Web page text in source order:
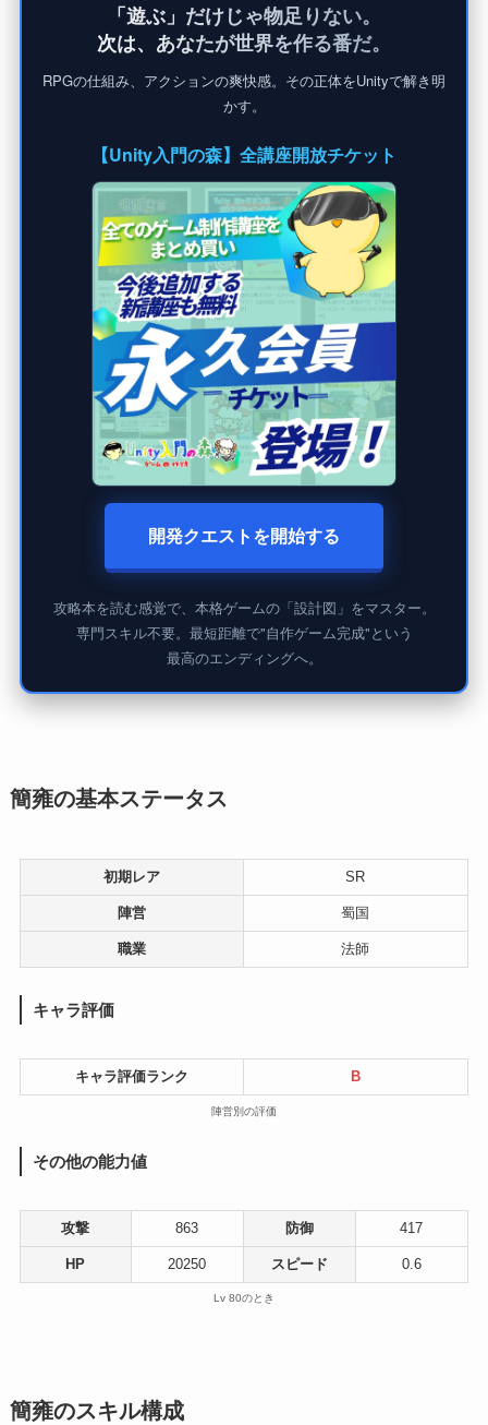
「遊ぶ」だけじゃ物足りない。
次は、あなたが世界を作る番だ。
RPGの仕組み、アクションの爽快感。その正体をUnityで解き明
かす。
【Unity入門の森】全講座開放チケット
開発クエストを開始する
攻略本を読む感覚で、本格ゲームの「設計図」をマスター。
専門スキル不要。最短距離で"自作ゲーム完成"という
最高のエンディングへ。
簡雍の基本ステータス
初期レア SR
陣営 蜀国
職業 法師
キャラ評価
キャラ評価ランク B
陣営別の評価
その他の能力値
攻撃 863 防御 417
HP 20250 スピード 0.6
Lv 80のとき
簡雍のスキル構成